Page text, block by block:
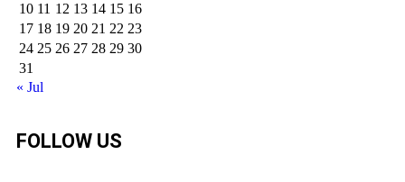
10 11 12 13 14 15 16
17 18 19 20 21 22 23
24 25 26 27 28 29 30
31
« Jul
FOLLOW US